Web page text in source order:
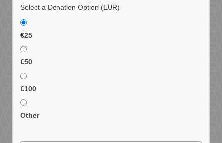
Select a Donation Option (EUR)
€25
€50
€100
Other